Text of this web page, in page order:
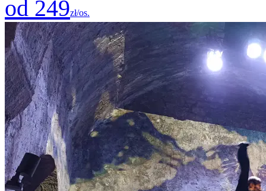
od 249zł/os.